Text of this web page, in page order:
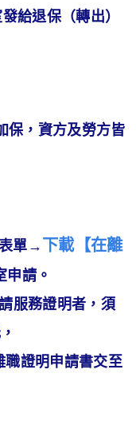
給退保（轉出）
保，資方及勞方皆
單→ 下載【在離
申請。
服務證明者，須
職證明申請書交至